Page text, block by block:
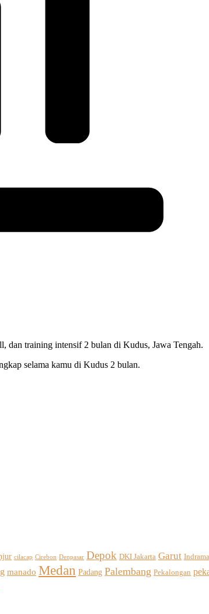
dan training intensif 2 bulan di Kudus, Jawa Tengah.
selama kamu di Kudus 2 bulan.
cilacap Cirebon Denpasar Depok DKI Jakarta Garut
manado Medan Padang Palembang Pekalongan